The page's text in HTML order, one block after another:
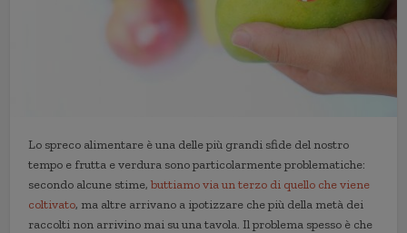
Lo spreco alimentare è una delle più grandi sfide del nostro
tempo e frutta e verdura sono particolarmente problematiche:
secondo alcune stime,buttiamo via un terzo di quello che viene
coltivato, ma altre arrivano a ipotizzare che più della metà dei
raccolti non arrivino mai su una tavola. Il problema spesso è che